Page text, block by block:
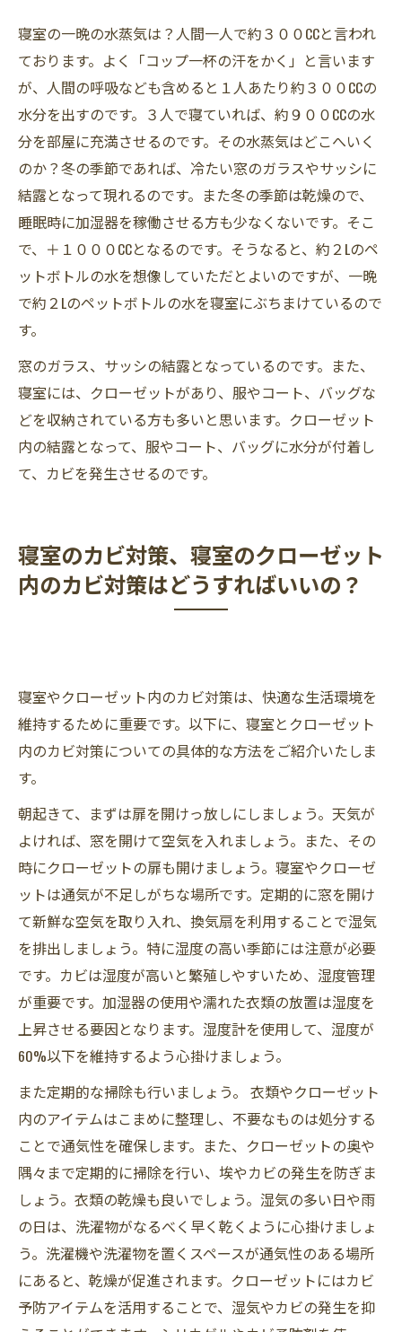
寝室の一晩の水蒸気は？人間一人で約３００CCと言われ
ております。よく「コップ一杯の汗をかく」と言います
が、人間の呼吸なども含めると１人あたり約３００CCの
水分を出すのです。３人で寝ていれば、約９００CCの水
分を部屋に充満させるのです。その水蒸気はどこへいく
のか？冬の季節であれば、冷たい窓のガラスやサッシに
結露となって現れるのです。また冬の季節は乾燥ので、
睡眠時に加湿器を稼働させる方も少なくないです。そこ
で、＋１０００CCとなるのです。そうなると、約２Lのペ
ットボトルの水を想像していただとよいのですが、一晩
で約２Lのペットボトルの水を寝室にぶちまけているので
す。
窓のガラス、サッシの結露となっているのです。また、
寝室には、クローゼットがあり、服やコート、バッグな
どを収納されている方も多いと思います。クローゼット
内の結露となって、服やコート、バッグに水分が付着し
て、カビを発生させるのです。
寝室のカビ対策、寝室のクローゼット
内のカビ対策はどうすればいいの？
寝室やクローゼット内のカビ対策は、快適な生活環境を
維持するために重要です。以下に、寝室とクローゼット
内のカビ対策についての具体的な方法をご紹介いたしま
す。
朝起きて、まずは扉を開けっ放しにしましょう。天気が
よければ、窓を開けて空気を入れましょう。また、その
時にクローゼットの扉も開けましょう。寝室やクローゼ
ットは通気が不足しがちな場所です。定期的に窓を開け
て新鮮な空気を取り入れ、換気扇を利用することで湿気
を排出しましょう。特に湿度の高い季節には注意が必要
です。カビは湿度が高いと繁殖しやすいため、湿度管理
が重要です。加湿器の使用や濡れた衣類の放置は湿度を
上昇させる要因となります。湿度計を使用して、湿度が
60%以下を維持するよう心掛けましょう。
また定期的な掃除も行いましょう。 衣類やクローゼット
内のアイテムはこまめに整理し、不要なものは処分する
ことで通気性を確保します。また、クローゼットの奥や
隅々まで定期的に掃除を行い、埃やカビの発生を防ぎま
しょう。衣類の乾燥も良いでしょう。湿気の多い日や雨
の日は、洗濯物がなるべく早く乾くように心掛けましょ
う。洗濯機や洗濯物を置くスペースが通気性のある場所
にあると、乾燥が促進されます。クローゼットにはカビ
予防アイテムを活用することで、湿気やカビの発生を抑